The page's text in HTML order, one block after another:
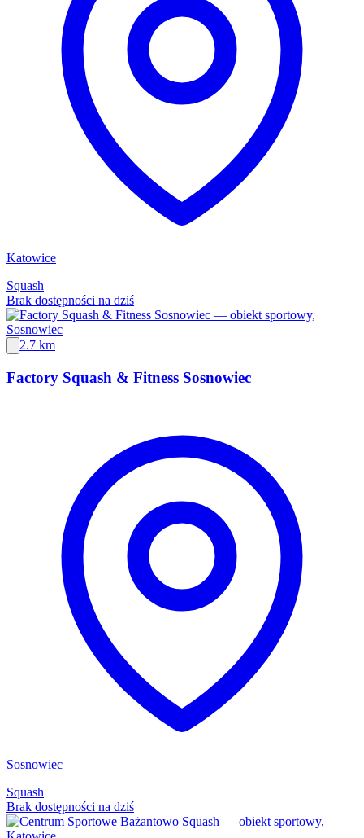
Katowice
Squash
Brak dostępności na dziś
2.7 km
Factory Squash & Fitness Sosnowiec
Sosnowiec
Squash
Brak dostępności na dziś